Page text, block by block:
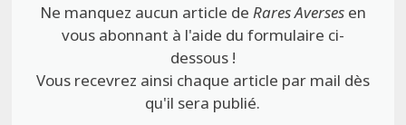
Ne manquez aucun article de Rares Aversesen
vous abonnant à l'aide du formulaire ci-
dessous !
Vous recevrez ainsi chaque article par mail dès
qu'il sera publié.